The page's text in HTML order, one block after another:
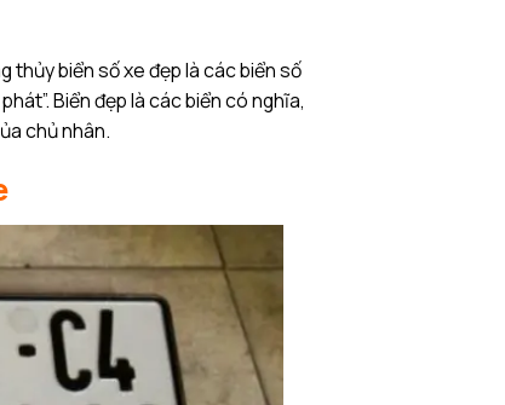
thủy biển số xe đẹp là các biển số
Biển đẹp là các biển có nghĩa,
chủ nhân.